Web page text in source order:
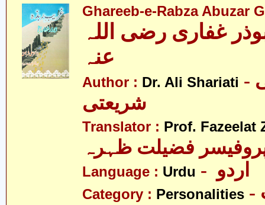
Ghareeb-e-Rabza Abuzar
غفاری رضی اللہ
عنہ
Author : Dr. Ali Shariati - ڈاکٹر علی
شریعتی
Translator : Prof. Fazeelat
فضیلت ظہرہ
Language : Urdu
Category : Personalities